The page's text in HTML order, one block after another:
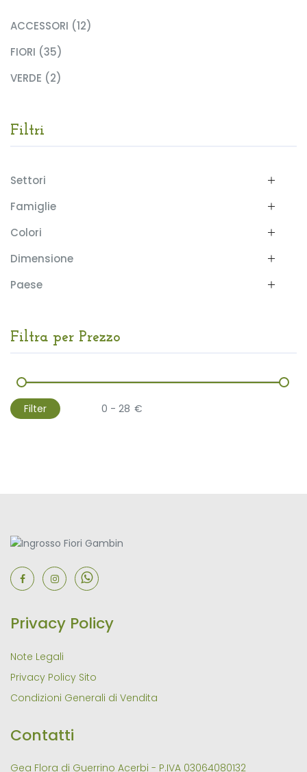
ACCESSORI (12)
FIORI (35)
VERDE (2)
Filtri
Settori
Famiglie
Colori
Dimensione
Paese
Filtra per Prezzo
Filter €
Privacy Policy
Note Legali
Privacy Policy Sito
Condizioni Generali di Vendita
Contatti
Gea Flora di Guerrino Acerbi - P.IVA 03064080132